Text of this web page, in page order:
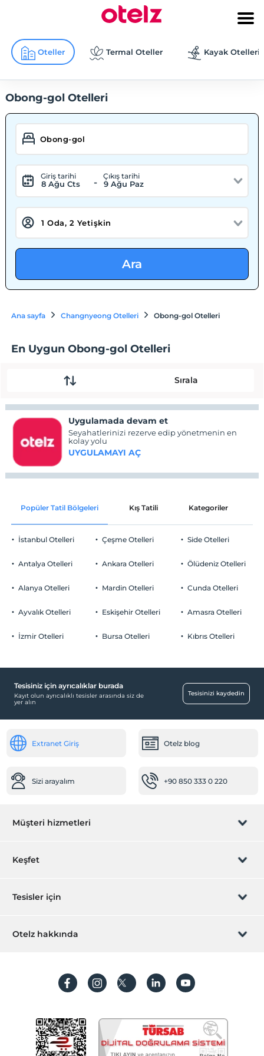
Oteller Termal Oteller Kayak Otelleri
Obong-gol Otelleri
Giriş tarihi
8 Ağu Cts -
Çıkış tarihi
9 Ağu Paz
Ara
Ana sayfa Changnyeong Otelleri Obong-gol Otelleri
En Uygun Obong-gol Otelleri
Sırala
Uygulamada devam et
Seyahatlerinizi rezerve edip yönetmenin en
kolay yolu
UYGULAMAYI AÇ
Popüler Tatil Bölgeleri Kış Tatili Kategoriler
İstanbul Otelleri
Antalya Otelleri
Alanya Otelleri
Ayvalık Otelleri
İzmir Otelleri
Çeşme Otelleri
Ankara Otelleri
Mardin Otelleri
Eskişehir Otelleri
Bursa Otelleri
Side Otelleri
Ölüdeniz Otelleri
Cunda Otelleri
Amasra Otelleri
Kıbrıs Otelleri
Tesisiniz için ayrıcalıklar burada
Kayıt olun ayrıcalıklı tesisler arasında siz de
yer alın
Tesisinizi kaydedin
Extranet Giriş Otelz blog
Sizi arayalım +90 850 333 0 220
Müşteri hizmetleri
Rezervasyon yönet
Sıkça sorulan sorular
İşlem rehberi
Keşfet
Hediye Kart
Hesap oluştur
Tesisler için
Hemen tesisinizi ekleyin
Otelz hakkında
Koşullar ve şartlar